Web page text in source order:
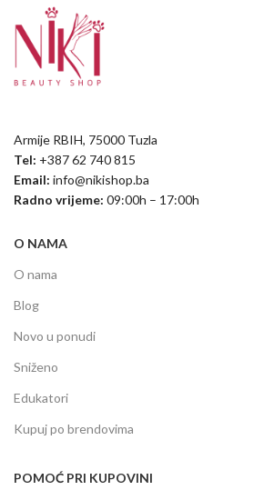
Armije RBIH, 75000 Tuzla
Tel: +387 62 740 815
Email: info@nikishop.ba
Radno vrijeme: 09:00h – 17:00h
O NAMA
O nama
Blog
Novo u ponudi
Sniženo
Edukatori
Kupuj po brendovima
POMOĆ PRI KUPOVINI